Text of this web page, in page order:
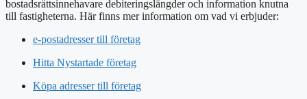
bostadsrättsinnehavare debiteringslängder och information knutna
till fastigheterna. Här finns mer information om vad vi erbjuder:
e-postadresser till företag
Hitta Nystartade företag
Köpa adresser till företag